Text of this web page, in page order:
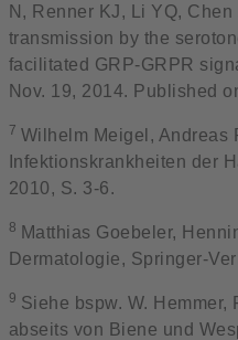
N, Renner KJ, Li YQ,
transmission by the
facilitated GRP-GRPR
Nov. 19, 2014. Published
7 Wilhelm Meigel, Andreas
Infektionskrankheiten der
2010, S. 3-6.
8 Matthias Goebeler,
Dermatologie, Springer-
9 Siehe bspw. W. Hemmer,
abseits von Biene und